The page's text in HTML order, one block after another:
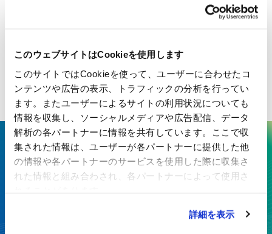
このウェブサイトはCookieを使用します
このサイトではCookieを使って、ユーザーに合わせたコ
ンテンツや広告の表示、トラフィックの分析を行ってい
ます。またユーザーによるサイトの利用状況についても
情報を収集し、ソーシャルメディアや広告配信、データ
解析の各パートナーに情報を共有しています。ここで収
集された情報は、ユーザーが各パートナーに提供した他
の情報や各パートナーのサービスを使用した際に収集さ
れた情報と組み合わされ、各パートナーによって使用さ
れることがあります。
詳細を表示
機能 導電性、遮光性
電子部品工程合紙、電子部品包装材
ここにしかない技術で、最先端の
価値を生み出す